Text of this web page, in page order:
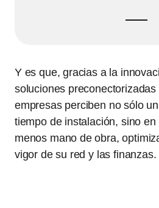
Y es que, gracias a la
soluciones
empresas perciben no sólo
tiempo de instalación, sino
menos mano de obra,
vigor de su red y las finanzas.